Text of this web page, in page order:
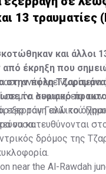
13 τραυματίες
και άλλοι
από έκρηξη που
στην πόλη
το συριακό
ανέφερε νωρίτερα
σε μίνι λεωφορείο
εξερράγη ενώ το
του Γαλλικού
να κατευθύνονται
δρόμος της
near the Al-Rawdah